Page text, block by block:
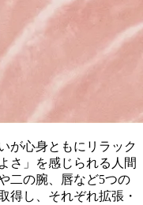
が心身ともにリラック
さ」を感じられる人間
二の腕、唇など5つの
得し、それぞれ拡張・